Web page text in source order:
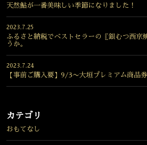
天然鮎が一番美味しい季節になりました！
2023.7.25
ふるさと納税でベストセラーの〖銀むつ西京
うか。
2023.7.24
【事前ご購入要】9/3〜大垣プレミアム商品
カテゴリ
おもてなし